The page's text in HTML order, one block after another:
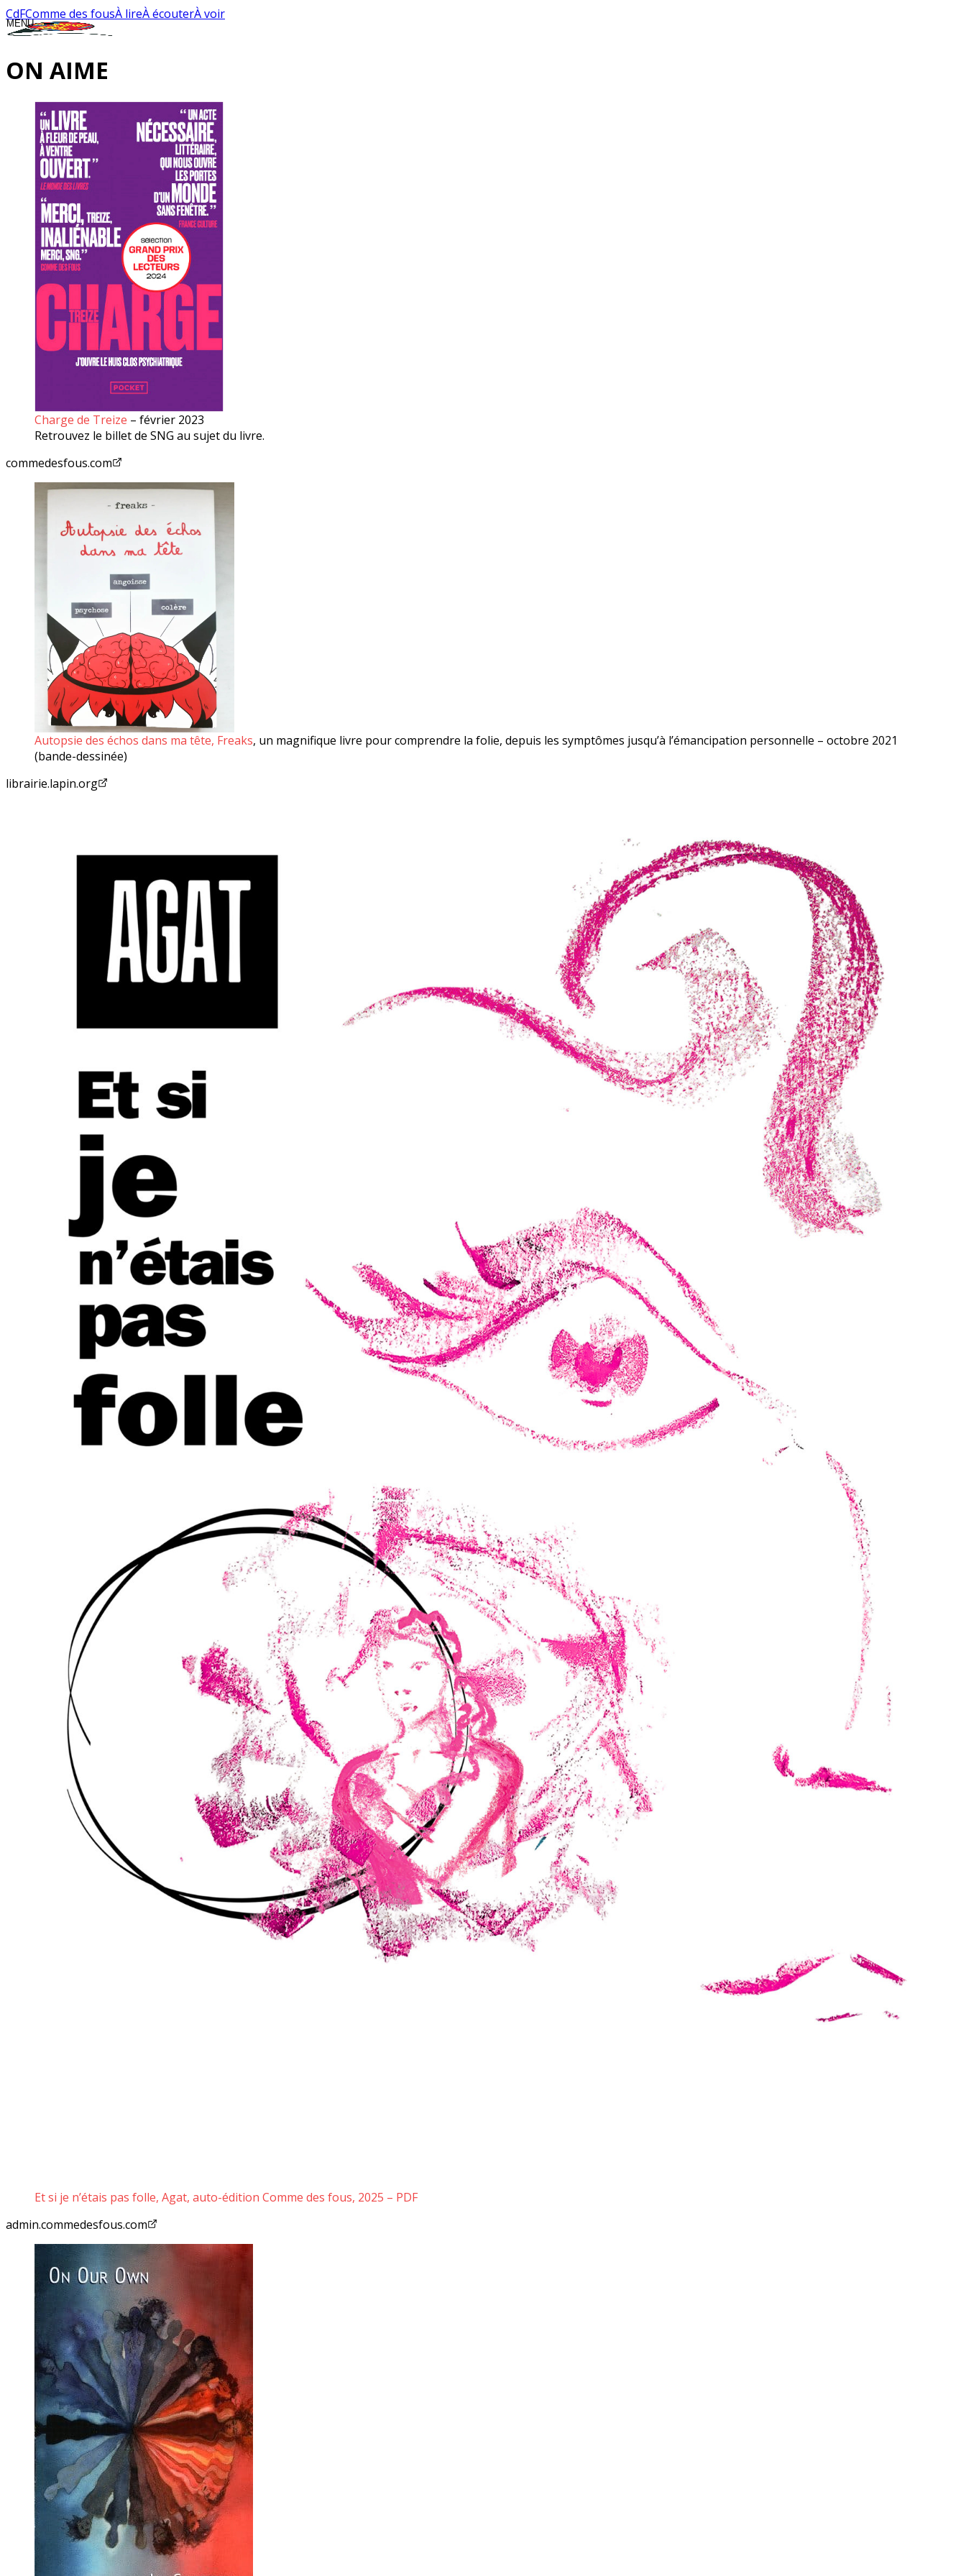
CdFComme des fousÀ lireÀ écouterÀ voir
MENU
CLOSE
ON AIME
Charge de Treize – février 2023
Retrouvez le billet de SNG au sujet du livre.
commedesfous.com
Autopsie des échos dans ma tête, Freaks, un magnifique livre pour comprendre la folie, depuis les symptômes jusqu’à l’émancipation personnelle – octobre 2021
(bande-dessinée)
librairie.lapin.org
Et si je n’étais pas folle, Agat, auto-édition Comme des fous, 2025 – PDF
admin.commedesfous.com